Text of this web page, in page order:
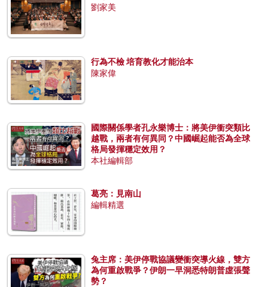
劉家美
行為不檢 培育教化才能治本
陳家偉
國際關係學者孔永樂博士：將美伊衝突類比
越戰，兩者有何異同？中國崛起能否為全球
格局發揮穩定效用？
本社編輯部
葛亮：見南山
編輯精選
兔主席：美伊停戰協議變衝突導火線，雙方
為何重啟戰爭？伊朗一早洞悉特朗普虛張聲
勢？